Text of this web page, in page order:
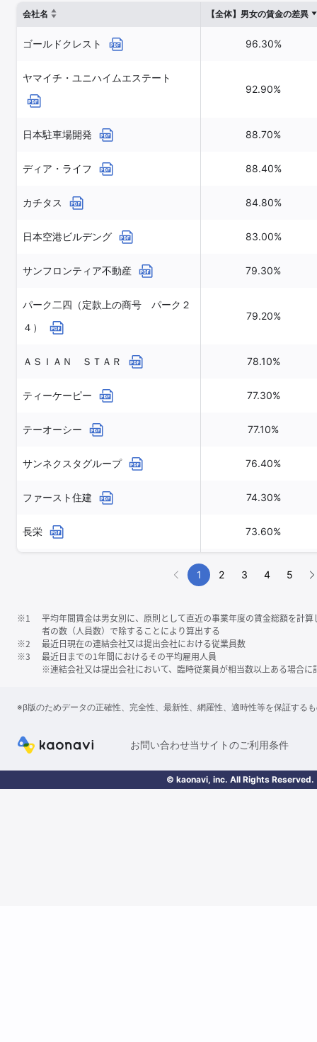
会社名
【全体】男女の賃金の差異
ゴールドクレスト 96.30%
ヤマイチ・ユニハイムエステート
92.90%
日本駐車場開発 88.70%
ディア・ライフ 88.40%
カチタス 84.80%
日本空港ビルデング 83.00%
サンフロンティア不動産 79.30%
パーク二四（定款上の商号 パーク２
４）
79.20%
ＡＳＩＡＮ ＳＴＡＲ 78.10%
ティーケーピー 77.30%
テーオーシー 77.10%
サンネクスタグループ 76.40%
ファースト住建 74.30%
長栄 73.60%
1 2 3 4 5
※1
平均年間賃金は男女別に、原則として直近の事業年度の賃金総額を計
者の数（人員数）で除することにより算出する
※2
最近日現在の連結会社又は提出会社における従業員数
※3
最近日までの1年間におけるその平均雇用人員
※連結会社又は提出会社において、臨時従業員が相当数以上ある場合に
※β版のためデータの正確性、完全性、最新性、網羅性、適時性等を保証する
お問い合わせ当サイトのご利用条件
© kaonavi, inc. All Rights Reserved.